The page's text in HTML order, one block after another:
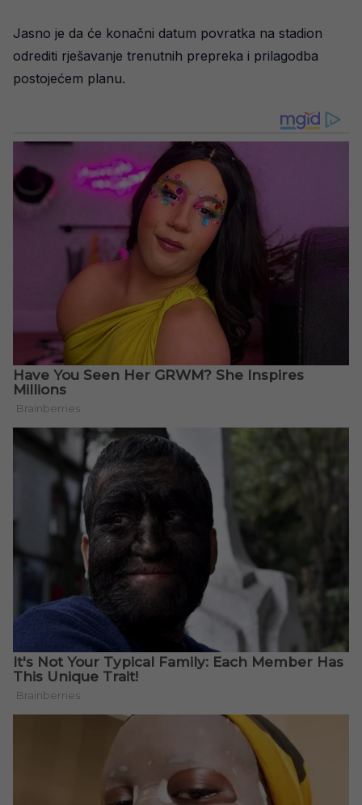
Jasno je da će konačni datum povratka na stadion
odrediti rješavanje trenutnih prepreka i prilagodba
postojećem planu.